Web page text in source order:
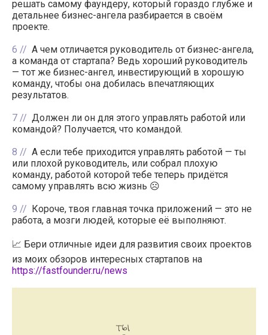
решать самому фаундеру, который гораздо глубже и
детальнее бизнес-ангела разбирается в своём
проекте.
6
А чем отличается руководитель от бизнес-ангела,
а команда от стартапа? Ведь хороший руководитель
— тот же бизнес-ангел, инвестирующий в хорошую
команду, чтобы она добилась впечатляющих
результатов.
7
Должен ли он для этого управлять работой или
командой? Получается, что командой.
8
А если тебе приходится управлять работой — ты
или плохой руководитель, или собрал плохую
команду, работой которой тебе теперь придётся
самому управлять всю жизнь ☹️
9
Короче, твоя главная точка приложений — это не
работа, а мозги людей, которые её выполняют.
📈 Бери отличные идеи для развития своих проектов
из моих обзоров интересных стартапов на
https://fastfounder.ru/news